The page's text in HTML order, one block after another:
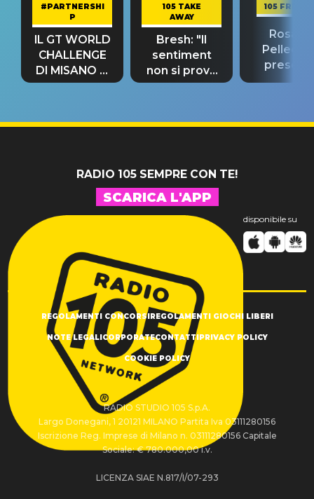
#PARTNERSHI
P
IL GT WORLD
CHALLENGE
DI MISANO si
riconferma
105 TAKE
AWAY
Bresh: "Il
sentiment
non si prova
fino alla notte
105
Rosario
“Così
RADIO 105 SEMPRE CON TE!
SCARICA L'APP
disponibile su
REGOLAMENTI CONCORSI REGOLAMENTI GIOCHI LIBERI
NOTE LEGALI CORPORATECONTATTI PRIVACY POLICY
COOKIE POLICY
RADIO STUDIO 105 S.p.A.
Largo Donegani, 1 20121 MILANO Partita Iva 03111280156
Iscrizione Reg. Imprese di Milano n. 03111280156 Capitale
Sociale: € 780.000,00 i.v.
LICENZA SIAE N.817/I/07-293